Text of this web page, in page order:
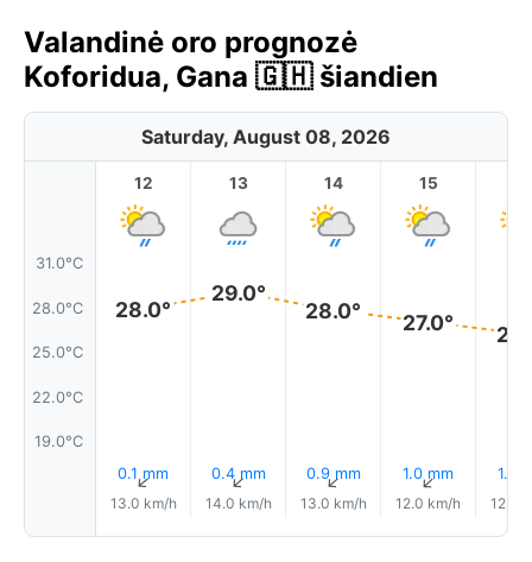
Valandinė oro prognozė
Koforidua, Gana 🇬🇭 šiandien
Saturday, August 08, 2026
31.0°C
28.0°C
25.0°C
22.0°C
19.0°C
12
28.0°
0.1 mm
↑
13.0 km/h
13
29.0°
0.4 mm
↑
14.0 km/h
14
28.0°
0.9 mm
↑
13.0 km/h
15
27.0°
1.0 mm
↑
12.0 km/h
1.0
12.0